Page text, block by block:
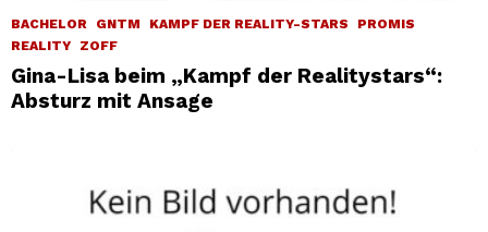
BACHELOR GNTM KAMPF DER REALITY-STARS
PROMIS
REALITY
ZOFF
Gina-Lisa beim „Kampf der Realitystars“:
Absturz mit Ansage